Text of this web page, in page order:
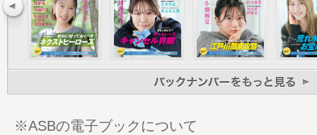
36 女子レーサーカレンダー発売
37 マクールトピックス
43 シン・ジジー放談
46 全国24場 競艇場月報
口）
※ASBの電子ブックについて